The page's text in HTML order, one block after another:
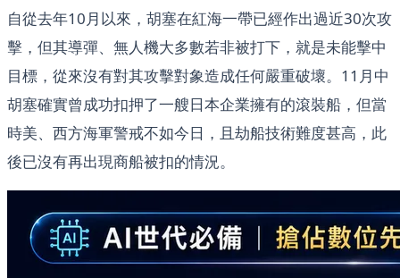
自從去年10月以來，胡塞在紅海一帶已經作出過近30次攻
擊，但其導彈、無人機大多數若非被打下，就是未能擊中
目標，從來沒有對其攻擊對象造成任何嚴重破壞。11月中
胡塞確實曾成功扣押了一艘日本企業擁有的滾裝船，但當
時美、西方海軍警戒不如今日，且劫船技術難度甚高，此
後已沒有再出現商船被扣的情況。